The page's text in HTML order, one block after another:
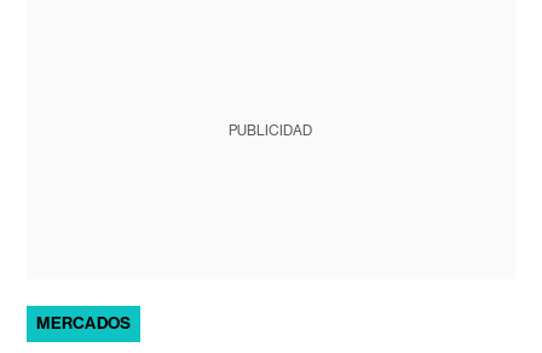
PUBLICIDAD
MERCADOS